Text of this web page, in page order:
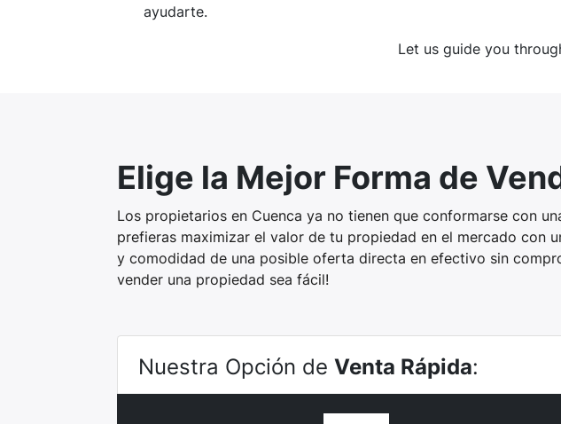
ayudarte.
Let us guide you
Elige la Mejor Forma de
Los propietarios en Cuenca ya no tienen que conformarse con
prefieras maximizar el valor de tu propiedad en el mercado con
y comodidad de una posible oferta directa en efectivo sin
vender una propiedad sea fácil!
Nuestra Opción de Venta Rápida: